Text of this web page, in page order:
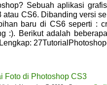
Sebuah aplikasi
atau CS6. Dibanding versi
baru di CS6 seperti :
:). Berikut adalah
Foto di Photoshop CS3